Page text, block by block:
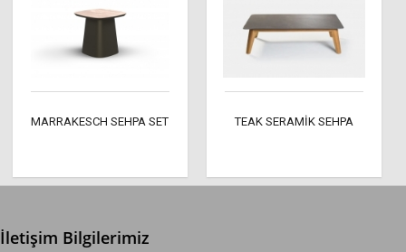
MARRAKESCH SEHPA SET TEAK SERAMİK SEHPA
İletişim Bilgilerimiz